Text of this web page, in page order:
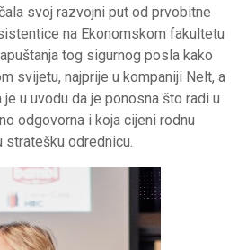
svoj razvojni put od prvobitne
na Ekonomskom fakultetu
tog sigurnog posla kako
svijetu, najprije u kompaniji Nelt, a
u uvodu da je ponosna što radi u
odgovorna i koja cijeni rodnu
odrednicu.